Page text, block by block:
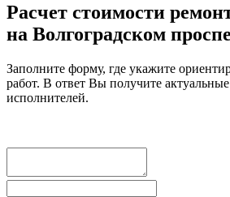
Расчет стоимости
на Волгоградском
Заполните форму, где укажите
работ. В ответ Вы получите
исполнителей.